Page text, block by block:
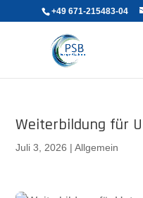
+49 671-215483-04
Weiterbildung für
Juli 3, 2026 |Allgemein